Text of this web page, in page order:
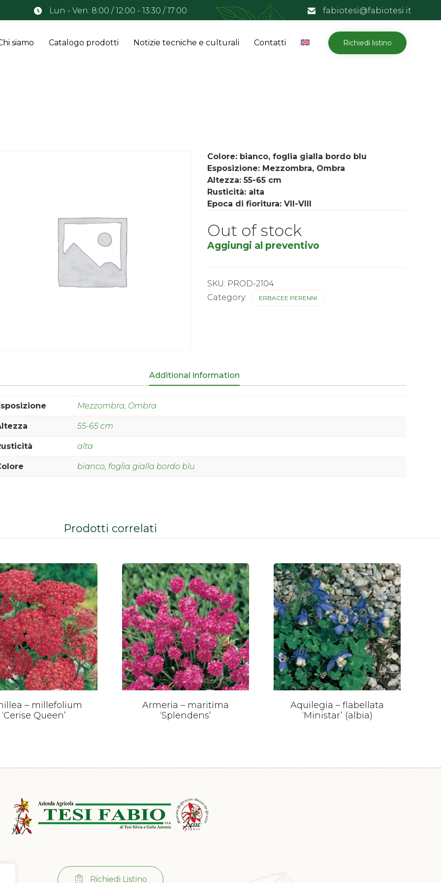
Lun - Ven: 8:00 / 12:00 - 13:30 / 17:00 fabiotesi@fabiotesi.it
Skip
to
siamo Catalogo prodotti Notizie tecniche e culturali Contatti Richiedi listino
Colore: bianco, foglia gialla bordo blu
Esposizione: Mezzombra, Ombra
Altezza:55-65 cm
Rusticità: alta
Epoca di fioritura: VII-VIII
Out of stock
Aggiungi al preventivo
SKU: PROD-2104
Category:
ERBACEE PERENNI
Additional information
Mezzombra, Ombra
55-65 cm
alta
bianco, foglia gialla bordo blu
Prodotti correlati
– millefolium
‘Cerise Queen’
Armeria – maritima
‘Splendens’
Aquilegia – flabellata
‘Ministar’ (albia)
Richiedi Listino